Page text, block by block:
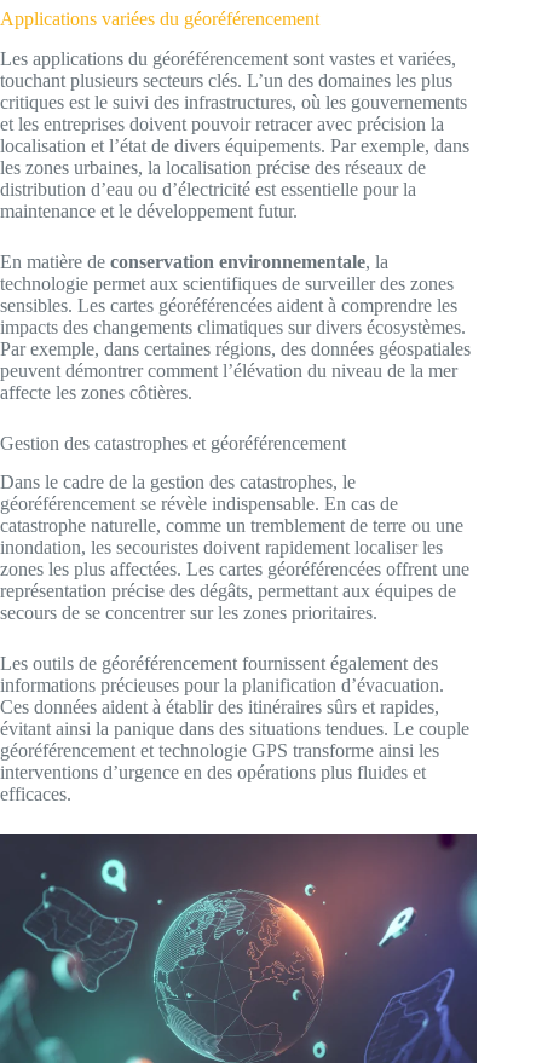
Applications variées du géoréférencement
Les applications du géoréférencement sont vastes et variées,
touchant plusieurs secteurs clés. L’un des domaines les plus
critiques est le suivi des infrastructures, où les gouvernements
et les entreprises doivent pouvoir retracer avec précision la
localisation et l’état de divers équipements. Par exemple, dans
les zones urbaines, la localisation précise des réseaux de
distribution d’eau ou d’électricité est essentielle pour la
maintenance et le développement futur.
En matière de conservation environnementale, la
technologie permet aux scientifiques de surveiller des zones
sensibles. Les cartes géoréférencées aident à comprendre les
impacts des changements climatiques sur divers écosystèmes.
Par exemple, dans certaines régions, des données géospatiales
peuvent démontrer comment l’élévation du niveau de la mer
affecte les zones côtières.
Gestion des catastrophes et géoréférencement
Dans le cadre de la gestion des catastrophes, le
géoréférencement se révèle indispensable. En cas de
catastrophe naturelle, comme un tremblement de terre ou une
inondation, les secouristes doivent rapidement localiser les
zones les plus affectées. Les cartes géoréférencées offrent une
représentation précise des dégâts, permettant aux équipes de
secours de se concentrer sur les zones prioritaires.
Les outils de géoréférencement fournissent également des
informations précieuses pour la planification d’évacuation.
Ces données aident à établir des itinéraires sûrs et rapides,
évitant ainsi la panique dans des situations tendues. Le couple
géoréférencement et technologie GPS transforme ainsi les
interventions d’urgence en des opérations plus fluides et
efficaces.